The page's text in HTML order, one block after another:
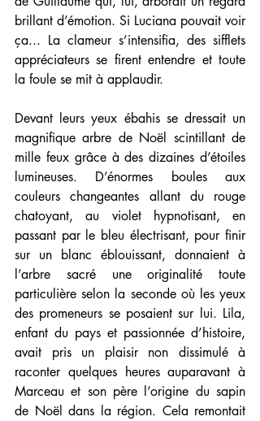
brillant d’émotion. Si Luciana pouvait voir
ça... La clameur s’intensifia, des sifflets
appréciateurs se firent entendre et toute
la foule se mit à applaudir.
Devant leurs yeux ébahis se dressait un
magnifique arbre de Noël scintillant de
mille feux grâce à des dizaines d’étoiles
lumineuses. D’énormes boules aux
couleurs changeantes allant du rouge
chatoyant, au violet hypnotisant, en
passant par le bleu électrisant, pour finir
sur un blanc éblouissant, donnaient à
l’arbre sacré une originalité toute
particulière selon la seconde où les yeux
des promeneurs se posaient sur lui. Lila,
enfant du pays et passionnée d’histoire,
avait pris un plaisir non dissimulé à
raconter quelques heures auparavant à
Marceau et son père l’origine du sapin
de Noël dans la région. Cela remontait